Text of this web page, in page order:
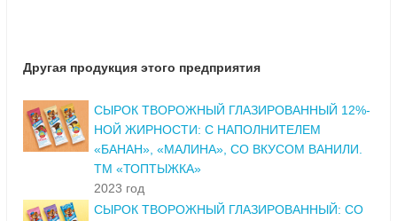
Другая продукция этого предприятия
СЫРОК ТВОРОЖНЫЙ ГЛАЗИРОВАННЫЙ 12%-
НОЙ ЖИРНОСТИ: С НАПОЛНИТЕЛЕМ
«БАНАН», «МАЛИНА», СО ВКУСОМ ВАНИЛИ.
ТМ «ТОПТЫЖКА»
2023 год
СЫРОК ТВОРОЖНЫЙ ГЛАЗИРОВАННЫЙ: СО